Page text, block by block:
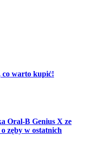
warto kupić!
Oral-B Genius X ze
zęby w ostatnich